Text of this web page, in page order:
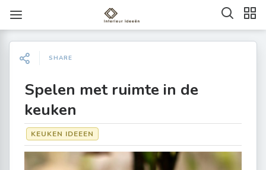
SHARE
Spelen met ruimte in de
keuken
KEUKEN IDEEEN